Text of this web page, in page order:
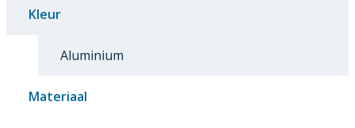
Kleur
Aluminium
Materiaal